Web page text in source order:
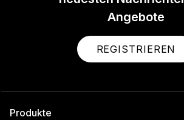
Angebote
REGISTRIEREN
Produkte